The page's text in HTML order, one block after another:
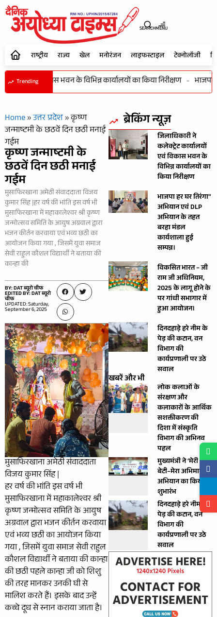
SEARCHMENU
राष्ट्रीय राज्य खेल मनोरंजन लाइफस्टाइल टेक्नोलॉजी
Trending
एवं विकास भवन के विभिन्न कार्यालयों का किया निरीक्षण - भाजपा
Home»उत्तर प्रदेश»कृष्ण
जन्माष्टमी के छठवें दिन छठी मनाई
गईम
कृष्ण जन्माष्टमी के
छठवें दिन छठी मनाई
गईम
मुसाफिरखाना अमेठी संवाददाता विजय
कुमार सिंह |हर वर्ष की भांति इस वर्ष भी
मुसाफिरखाना में महाकालेश्वर श्री कृष्ण
जन्मोत्सव समिति के आयुष अग्रवाल द्वारा
भजन कीर्तन करवाया एवं भव्य छठी का
आयोजन किया गया , जिसमें युवा समाज
सेवी राहुल कौशल विद्यार्थी ने बताया की
कान्हा की
BY: DAT ब्यूरो चीफ
EDITED BY: DAT ब्यूरो
चीफ
UPDATED: Saturday,
September 6, 2025
मुसाफिरखाना अमेठी संवाददाता
विजय कुमार सिंह |
हर वर्ष की भांति इस वर्ष भी
मुसाफिरखाना में महाकालेश्वर श्री
कृष्ण जन्मोत्सव समिति के आयुष
अग्रवाल द्वारा भजन कीर्तन करवाया
एवं भव्य छठी का आयोजन किया
गया , जिसमें युवा समाज सेवी राहुल
कौशल विद्यार्थी ने बताया की कान्हा
की छठी पहले कान्हा जी को शिशु
की तरह मानकर उनकी घी से
मालिश करते हैं। इसके बाद उन्हें
कच्चे दूध से स्नान कराया जाता है।
ब्रेकिंग न्यूज़
जिलाधिकारी ने
कलेक्ट्रेट कार्यालयों
एवं विकास भवन के
विभिन्न कार्यालयों का
किया निरीक्षण
भाजपा हर घर तिरंगा”
अभियान एवं DLP
अभियान के तहत
बरहा मंडल
कार्यशाला हुई
सम्पन्न।
विकसित भारत – जी
राम जी अधिनियम,
2025 के लागू होने के
पर गांधी सभागार में
हुआ आयोजन।
दिनदहाड़े हरे नीम के
पेड़ की कटान, वन
विभाग की
कार्यप्रणाली पर उठे
सवाल
खबरें और भी
लोक कलाओं के
संरक्षण और
कलाकारों के आर्थिक
सशक्तीकरण की
दिशा में संस्कृति
विभाग की अभिनव
पहल
मुख्यमंत्री ने ‘मेरी
बेटी–मेरा अभिमान’
अभियान का किया
शुभारंभ
दिनदहाड़े हरे नीम के
पेड़ की कटान, वन
विभाग की
कार्यप्रणाली पर उठे
सवाल